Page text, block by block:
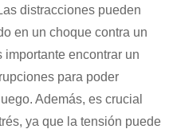
distracciones pueden
en un choque contra un
encontrar un
para poder
Además, es crucial
ya que la tensión puede